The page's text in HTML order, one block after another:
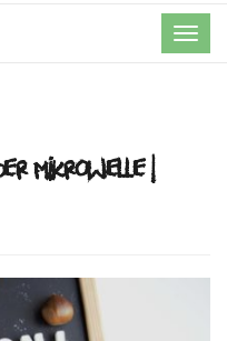
Mikrowelle |